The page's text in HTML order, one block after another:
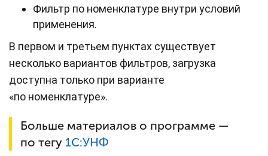
Фильтр по номенклатуре внутри условий
применения.
В первом и третьем пунктах существует
несколько вариантов фильтров, загрузка
доступна только при варианте
«по номенклатуре».
Больше материалов о программе —
по тегу 1С:УНФ